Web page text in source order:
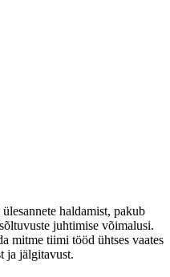
haldamist, pakub
juhtimise võimalusi.
mitme tiimi tööd ühtses vaates
ja jälgitavust.